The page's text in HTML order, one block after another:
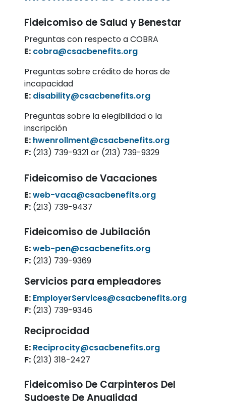
Fideicomiso de Salud y Benestar
Preguntas con respecto a COBRA
E: cobra@csacbenefits.org
Preguntas sobre crédito de horas de
incapacidad
E: disability@csacbenefits.org
Preguntas sobre la elegibilidad o la
inscripción
E: hwenrollment@csacbenefits.org
F: (213) 739-9321 or (213) 739-9329
Fideicomiso de Vacaciones
E:web-vaca@csacbenefits.org
F: (213) 739-9437
Fideicomiso de Jubilación
E:web-pen@csacbenefits.org
F: (213) 739-9369
Servicios para empleadores
E: EmployerServices@csacbenefits.org
F: (213) 739-9346
Reciprocidad
E: Reciprocity@csacbenefits.org
F: (213) 318-2427
Fideicomiso De Carpinteros Del
Sudoeste De Anualidad